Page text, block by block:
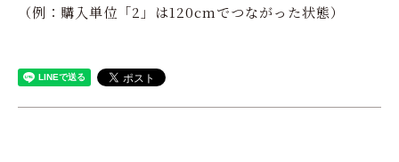
（例：購入単位「2」は120cmでつながった状態）